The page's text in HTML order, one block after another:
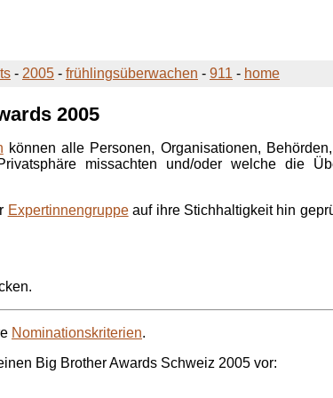
- 2005 - frühlingsüberwachen - 911 - home
2005
können alle Personen, Organisationen,
missachten und/oder welche die
Expertinnengruppeauf ihre Stichhaltigkeit hin
Nominationskriterien.
Big Brother Awards Schweiz 2005 vor: